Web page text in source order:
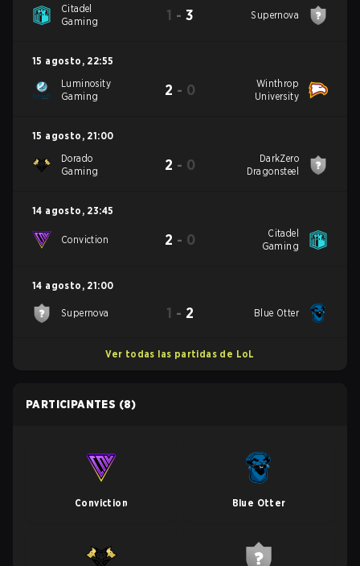
Citadel
Gaming
1 - 3 Supernova
15 agosto , 22:55
Luminosity
Gaming
2 - 0
Winthrop
University
15 agosto , 21:00
Dorado
Gaming
2 - 0
DarkZero
Dragonsteel
14 agosto , 23:45
Conviction 2 - 0
Citadel
Gaming
14 agosto , 21:00
Supernova 1 - 2 Blue Otter
Ver todas las partidas de LoL
PARTICIPANTES (8)
Conviction Blue Otter